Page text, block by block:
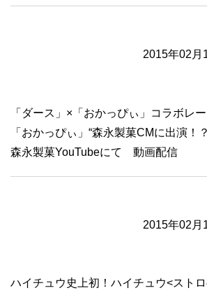
2015年02月
「ダース」×「おかっぴぃ」コラボレ
「おかっぴぃ」“森永製菓CMに出演！
森永製菓YouTubeにて 動画配信
2015年02月
ハイチュウ史上初！ハイチュウ<ストロ